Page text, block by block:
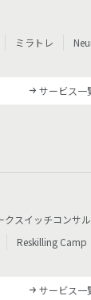
ミラトレ
サービス一
クスイッチコンサ
Reskilling Camp
サービス一